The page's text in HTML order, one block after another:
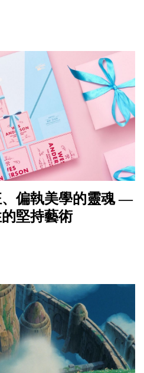
偏執美學的靈魂 —
堅持藝術